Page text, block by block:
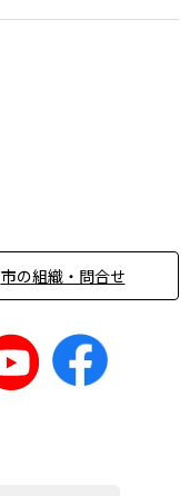
市の組織・問合せ